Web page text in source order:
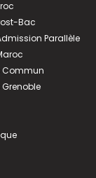
Bac
Parallèle
Commun
Grenoble